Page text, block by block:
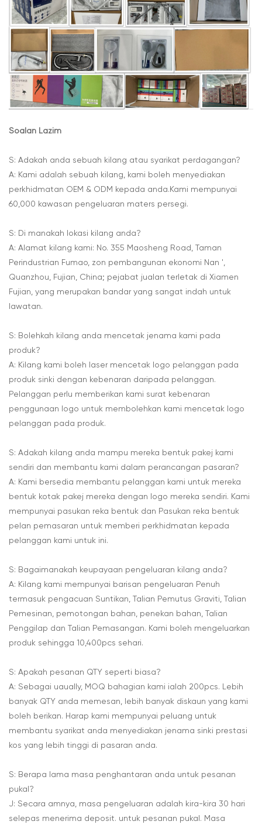
Soalan Lazim
S: Adakah anda sebuah kilang atau syarikat perdagangan?
A: Kami adalah sebuah kilang, kami boleh menyediakan
perkhidmatan OEM & ODM kepada anda.Kami mempunyai
60,000 kawasan pengeluaran maters persegi.
S: Di manakah lokasi kilang anda?
A: Alamat kilang kami: No. 355 Maosheng Road, Taman
Perindustrian Fumao, zon pembangunan ekonomi Nan ',
Quanzhou, Fujian, China; pejabat jualan terletak di Xiamen
Fujian, yang merupakan bandar yang sangat indah untuk
lawatan.
S: Bolehkah kilang anda mencetak jenama kami pada
produk?
A: Kilang kami boleh laser mencetak logo pelanggan pada
produk sinki dengan kebenaran daripada pelanggan.
Pelanggan perlu memberikan kami surat kebenaran
penggunaan logo untuk membolehkan kami mencetak logo
pelanggan pada produk.
S: Adakah kilang anda mampu mereka bentuk pakej kami
sendiri dan membantu kami dalam perancangan pasaran?
A: Kami bersedia membantu pelanggan kami untuk mereka
bentuk kotak pakej mereka dengan logo mereka sendiri. Kami
mempunyai pasukan reka bentuk dan Pasukan reka bentuk
pelan pemasaran untuk memberi perkhidmatan kepada
pelanggan kami untuk ini.
S: Bagaimanakah keupayaan pengeluaran kilang anda?
A: Kilang kami mempunyai barisan pengeluaran Penuh
termasuk pengacuan Suntikan, Talian Pemutus Graviti, Talian
Pemesinan, pemotongan bahan, penekan bahan, Talian
Penggilap dan Talian Pemasangan. Kami boleh mengeluarkan
produk sehingga 10,400pcs sehari.
S: Apakah pesanan QTY seperti biasa?
A: Sebagai uaually, MOQ bahagian kami ialah 200pcs. Lebih
banyak QTY anda memesan, lebih banyak diskaun yang kami
boleh berikan. Harap kami mempunyai peluang untuk
membantu syarikat anda menyediakan jenama sinki prestasi
kos yang lebih tinggi di pasaran anda.
S: Berapa lama masa penghantaran anda untuk pesanan
pukal?
J: Secara amnya, masa pengeluaran adalah kira-kira 30 hari
selepas menerima deposit. untuk pesanan pukal. Masa